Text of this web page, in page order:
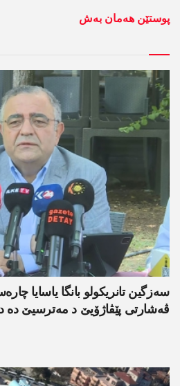
پوستێن ھەمان بەش
سەزگین تانریکولو بانگا یاسایا
ڤەشارتی پێڤاژۆیێ د مەترسیێ دە